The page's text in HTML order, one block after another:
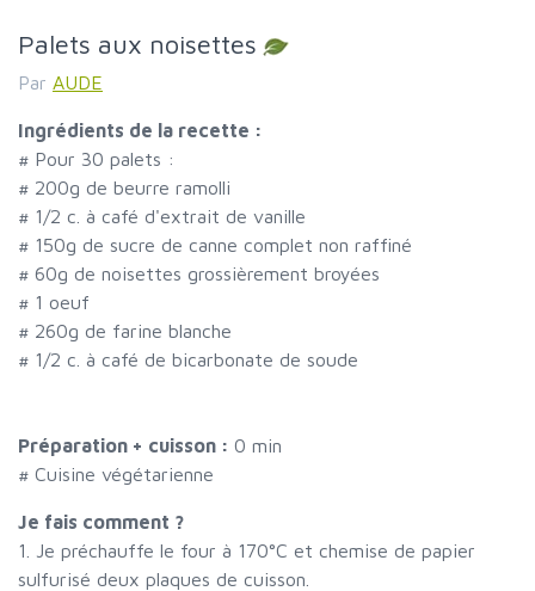
Palets aux noisettes
Par AUDE
Ingrédients de la recette :
# Pour 30 palets :
# 200g de beurre ramolli
# 1/2 c. à café d'extrait de vanille
# 150g de sucre de canne complet non raffiné
# 60g de noisettes grossièrement broyées
# 1 oeuf
# 260g de farine blanche
# 1/2 c. à café de bicarbonate de soude
Préparation + cuisson : 0 min
# Cuisine végétarienne
Je fais comment ?
1. Je préchauffe le four à 170°C et chemise de papier
sulfurisé deux plaques de cuisson.